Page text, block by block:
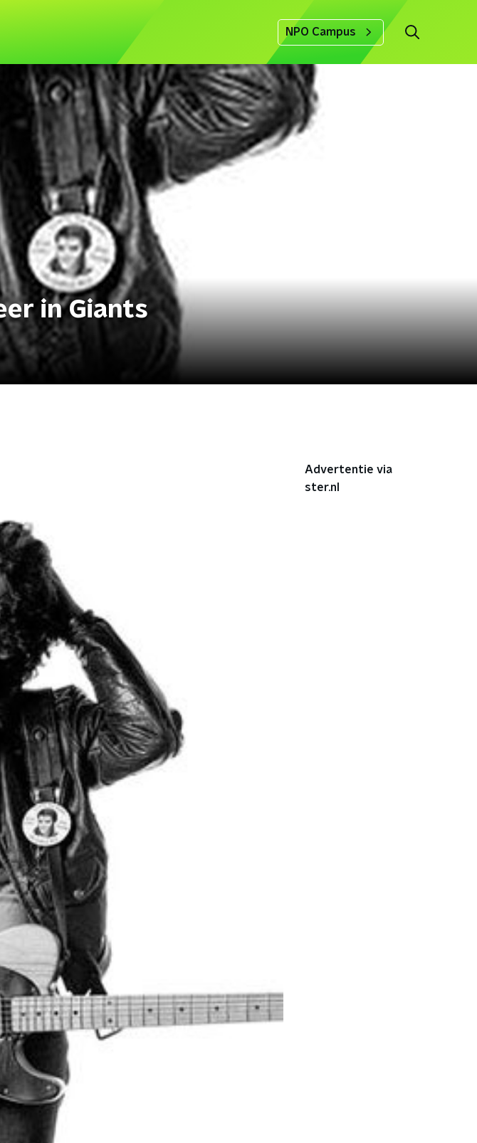
NPO Campus
in Giants
Advertentie via
ster.nl